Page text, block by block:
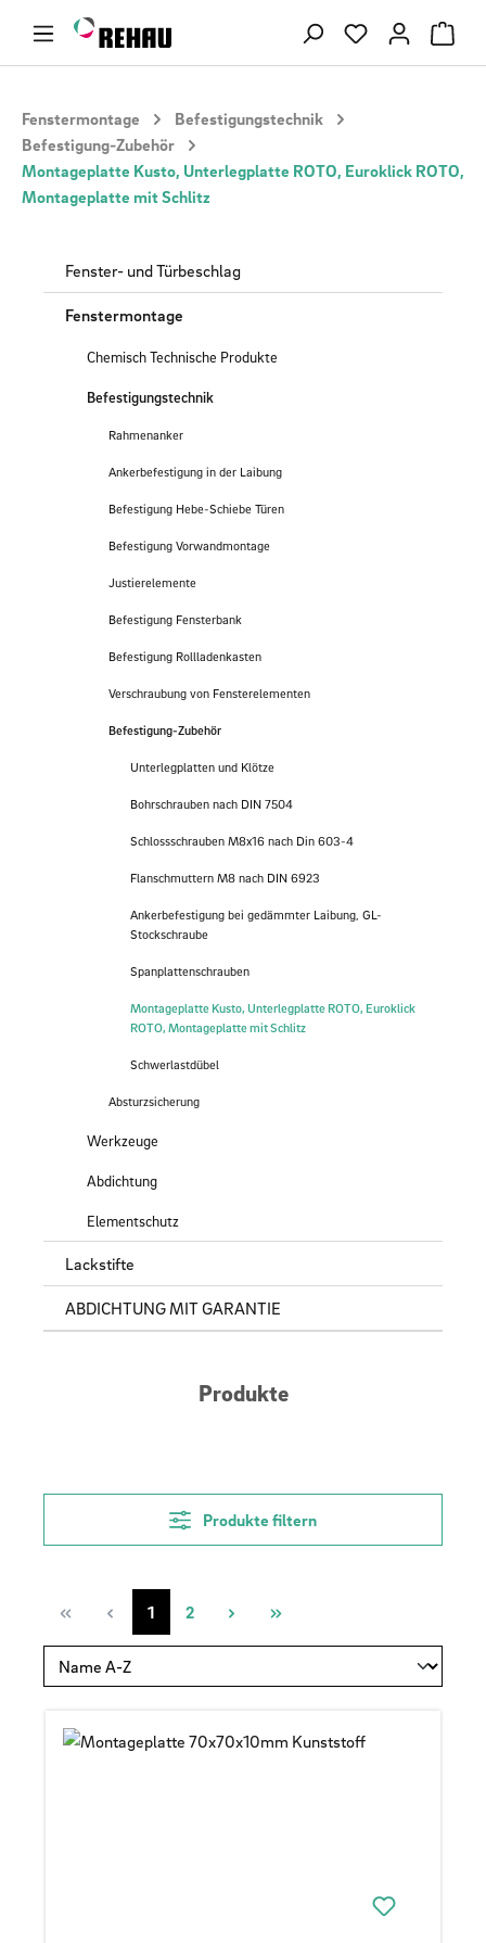
Zum Hauptinhalt springen Du hast 0
Fenstermontage
Befestigungstechnik
Befestigung-Zubehör
Montageplatte Kusto, Unterlegplatte ROTO, Euroklick ROTO,
Montageplatte mit Schlitz
Fenster- und Türbeschlag
Fenstermontage
Chemisch Technische Produkte
Befestigungstechnik
Rahmenanker
Ankerbefestigung in der Laibung
Befestigung Hebe-Schiebe Türen
Befestigung Vorwandmontage
Justierelemente
Befestigung Fensterbank
Befestigung Rollladenkasten
Verschraubung von Fensterelementen
Befestigung-Zubehör
Unterlegplatten und Klötze
Bohrschrauben nach DIN 7504
Schlossschrauben M8x16 nach Din 603-4
Flanschmuttern M8 nach DIN 6923
Ankerbefestigung bei gedämmter Laibung, GL-
Stockschraube
Spanplattenschrauben
Montageplatte Kusto, Unterlegplatte ROTO, Euroklick
ROTO, Montageplatte mit Schlitz
Schwerlastdübel
Absturzsicherung
Werkzeuge
Abdichtung
Elementschutz
Lackstifte
ABDICHTUNG MIT GARANTIE
Produkte
Produkte filtern
Seite
1 Seite
2